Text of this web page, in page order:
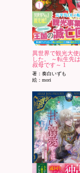
異世界で観光大使
した。 ～転生先
叔母です～ 1
著：奏白いずも
絵：mori